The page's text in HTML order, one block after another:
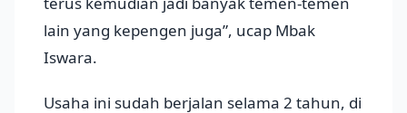
lain yang kepengen juga”, ucap Mbak
Iswara.
Usaha ini sudah berjalan selama 2 tahun, di